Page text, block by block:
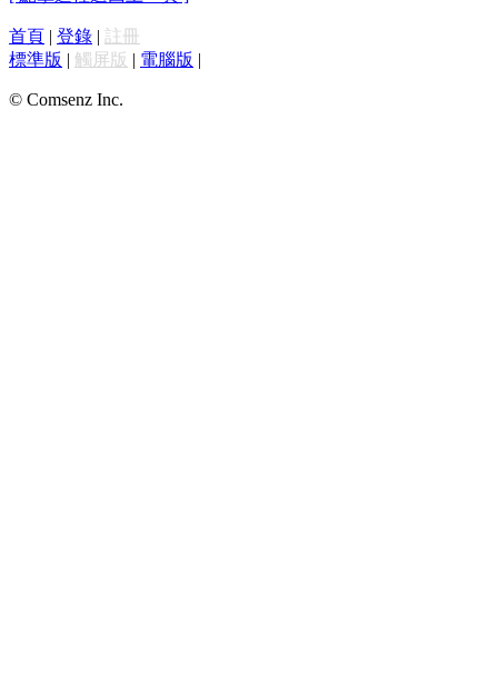
首頁 | 登錄 | 註冊
標準版 | 觸屏版 | 電腦版 |
© Comsenz Inc.